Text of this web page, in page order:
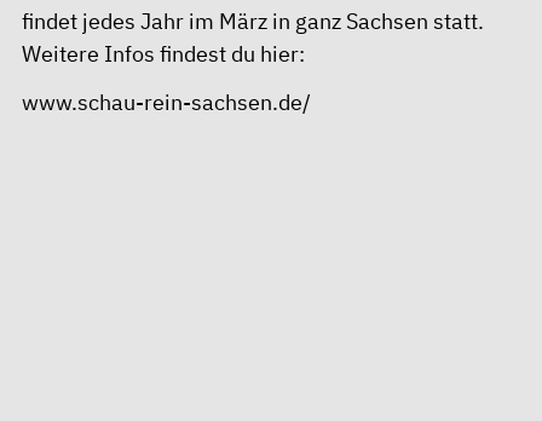
findet jedes Jahr im März in ganz Sachsen statt.
Weitere Infos findest du hier:
www.schau-rein-sachsen.de/